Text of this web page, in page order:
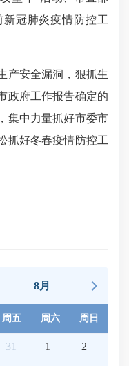
冠肺炎疫情防控工
安全漏洞，狠抓生
政府工作报告确定的
集中力量抓好市委市
抓好冬春疫情防控工
8月
周五 周六 周日
31 1 2